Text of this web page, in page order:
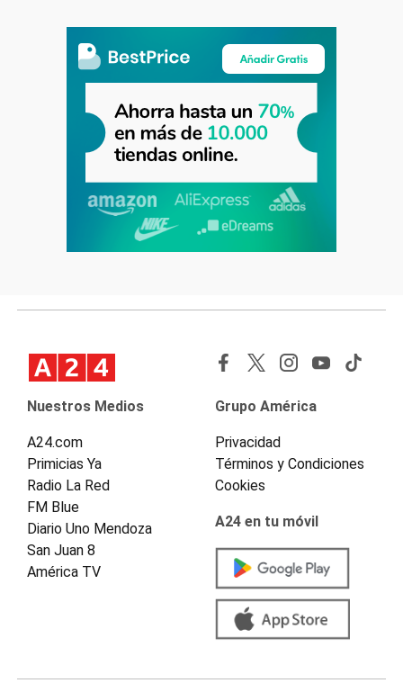
Nuestros Medios
A24.com
Primicias Ya
Radio La Red
FM Blue
Diario Uno Mendoza
San Juan 8
América TV
Grupo América
Privacidad
Términos y Condiciones
Cookies
A24 en tu móvil